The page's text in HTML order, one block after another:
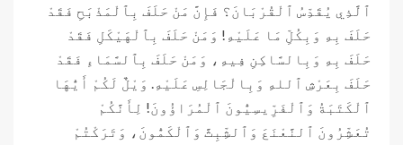
ٱلَّذِي يُقَدِّسُ ٱلْقُرْبَانَ؟ فَإِنَّ مَنْ حَلَفَ بِٱلْمَذْبَحِ فَقَدْ
حَلَفَ بِهِ وَبِكُلِّ مَا عَلَيْهِ! وَمَنْ حَلَفَ بِٱلْهَيْكَلِ فَقَدْ
حَلَفَ بِهِ وَبِالسَّاكِنِ فِيهِ، وَمَنْ حَلَفَ بِٱلسَّمَاءِ فَقَدْ
حَلَفَ بِعَرْشِ ٱللهِ وَبِالْجَالِسِ عَلَيْهِ. وَيْلٌ لَكُمْ أَيُّهَا
ٱلْكَتَبَةُ وَٱلْفَرِّيسِيُّونَ ٱلْمُرَاؤُونَ! لِأَنَّكُمْ
تُعَشِّرُونَ ٱلنَّعْنَعَ وَٱلشِّبِثَّ وَٱلْكَمُّونَ، وَتَرَكْتُمْ